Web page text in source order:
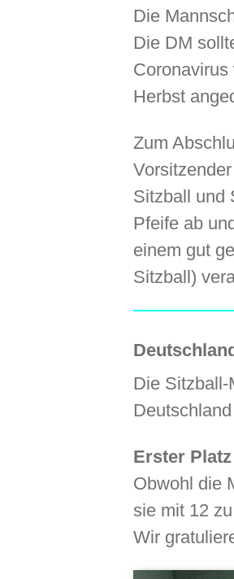
Die
Die DM
Herbst
Zum
Sitzball und
Pfeife ab
einem gut
Sitzball)
Die Sitzball-
Erster Platz
Obwohl die
sie mit 12
Wir